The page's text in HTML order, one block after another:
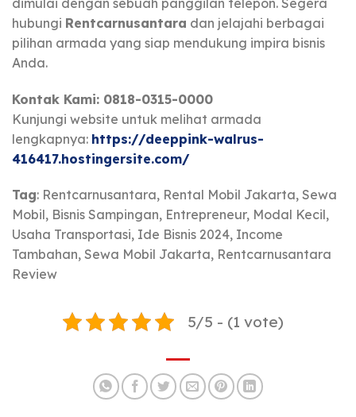
hubungi Rentcarnusantara dan jelajahi berbagai
pilihan armada yang siap mendukung impira bisnis
Anda.
Kontak Kami: 0818-0315-0000
Kunjungi website untuk melihat armada
lengkapnya: https://deeppink-walrus-
416417.hostingersite.com/
Tag: Rentcarnusantara, Rental Mobil Jakarta, Sewa
Mobil, Bisnis Sampingan, Entrepreneur, Modal Kecil,
Usaha Transportasi, Ide Bisnis 2024, Income
Tambahan, Sewa Mobil Jakarta, Rentcarnusantara
Review
5/5 - (1 vote)